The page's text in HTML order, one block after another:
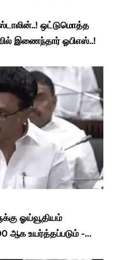
ஒட்டுமொத்த
இணைந்தார் ஓபிஎஸ்..!
ஓய்வூதியம்
ஆக உயர்த்தப்படும் -